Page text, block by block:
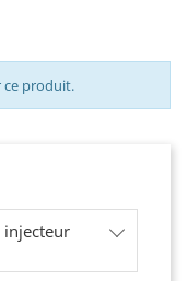
ce produit.
injecteur